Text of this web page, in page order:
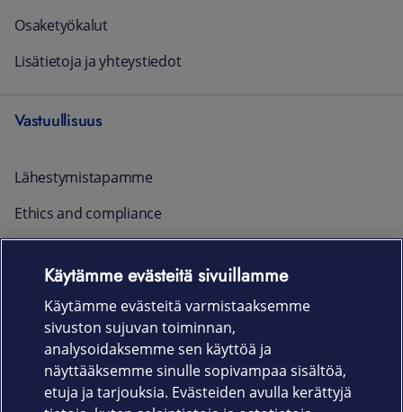
Osaketyökalut
Lisätietoja ja yhteystiedot
Vastuullisuus
Lähestymistapamme
Ethics and compliance
Ajankohtaista
Rekrytointi
Uutishuone
Käytämme evästeitä sivuillamme
Käytämme evästeitä varmistaaksemme
sivuston sujuvan toiminnan,
analysoidaksemme sen käyttöä ja
näyttääksemme sinulle sopivampaa sisältöä,
etuja ja tarjouksia. Evästeiden avulla kerättyjä